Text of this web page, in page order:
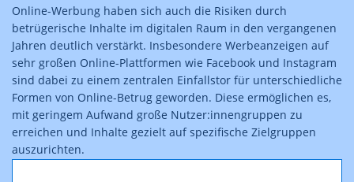
Online-Werbung haben sich auch die Risiken durch
betrügerische Inhalte im digitalen Raum in den vergangenen
Jahren deutlich verstärkt. Insbesondere Werbeanzeigen auf
sehr großen Online-Plattformen wie Facebook und Instagram
sind dabei zu einem zentralen Einfallstor für unterschiedliche
Formen von Online-Betrug geworden. Diese ermöglichen es,
mit geringem Aufwand große Nutzer:innengruppen zu
erreichen und Inhalte gezielt auf spezifische Zielgruppen
auszurichten.